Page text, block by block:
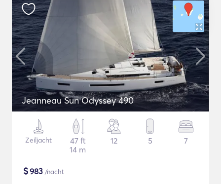
Jeanneau Sun Odyssey 490
Zeiljacht
47 ft
14 m
12 5 7
$983 /nacht